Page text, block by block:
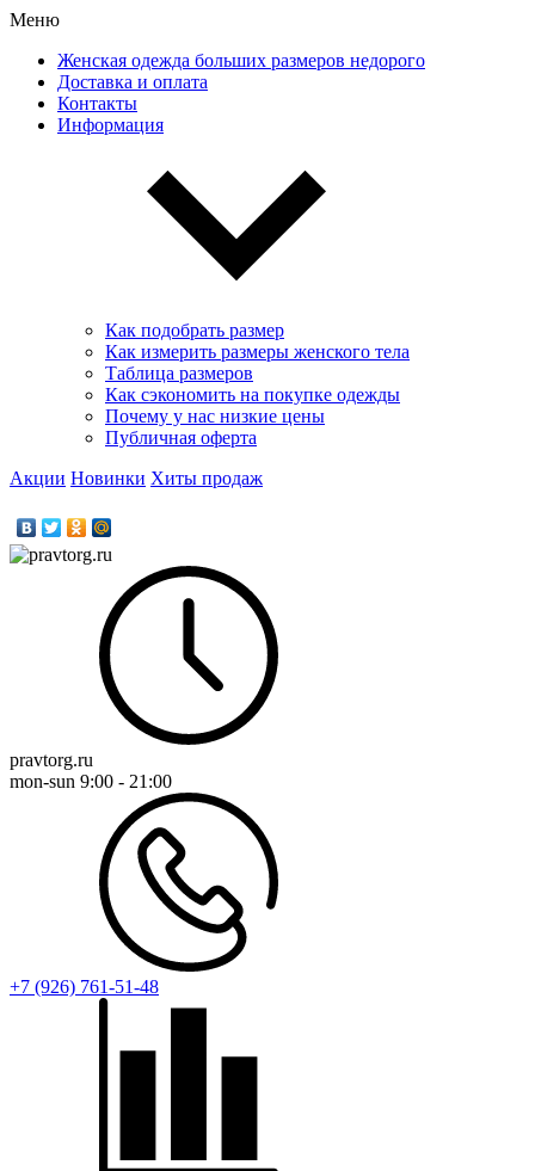
Меню
Женская одежда больших размеров недорого
Доставка и оплата
Контакты
Информация
Как подобрать размер
Как измерить размеры женского тела
Таблица размеров
Как сэкономить на покупке одежды
Почему у нас низкие цены
Публичная оферта
Акции Новинки Хиты продаж
pravtorg.ru
mon-sun 9:00 - 21:00
+7 (926) 761-51-48